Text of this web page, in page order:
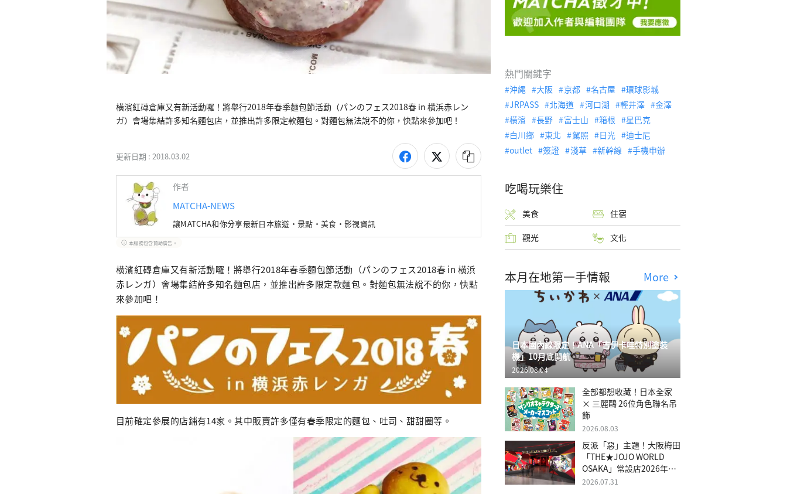
橫濱紅磚倉庫又有新活動囉！將舉行2018年春季麵包節活動（パンのフェス2018春 in 横浜赤レン
ガ）會場集結許多知名麵包店，並推出許多限定款麵包。對麵包無法說不的你，快點來參加吧！
更新日期 : 2018.03.02
作者
MATCHA-NEWS
讓MATCHA和你分享最新日本旅遊・景點・美食・影視資訊
本服務包含贊助廣告。
橫濱紅磚倉庫又有新活動囉！將舉行2018年春季麵包節活動（パンのフェス2018春 in 横浜
赤レンガ）會場集結許多知名麵包店，並推出許多限定款麵包。對麵包無法說不的你，快點
來參加吧！
目前確定參展的店鋪有14家。其中販賣許多僅有春季限定的麵包、吐司、甜甜圈等。
熱門關鍵字
沖繩 大阪 京都 名古屋
環球影城
JRPASS
北海道 河口湖 輕井澤
金澤
橫濱
長野 富士山 箱根
星巴克
白川鄉
東北 駕照 日光
迪士尼
outlet
簽證 淺草 新幹線 手機申辦
吃喝玩樂住
美食 住宿
觀光 文化
本月在地第一手情報 More
日本國內線限定！ANA「吉伊卡哇特別塗裝
機」10月底開航
2026.08.04
全部都想收藏！日本全家
× 三麗鷗 26位角色聯名吊
飾
2026.08.03
反派「惡」主題！大阪梅田
「THE★JOJO WORLD
OSAKA」常設店2026年冬
季開幕
2026.07.31